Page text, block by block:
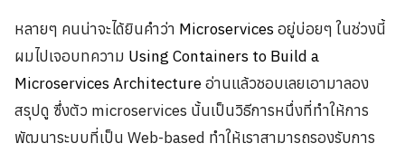
หลายๆ คนน่าจะได้ยินคำว่า Microservicesอยู่บ่อยๆ ในช่วงนี้
ผมไปเจอบทความ Using Containers to Build a
Microservices Architectureอ่านแล้วชอบเลยเอามาลอง
สรุปดู ซึ่งตัว microservices นั้นเป็นวิธีการหนึ่งที่ทำให้การ
พัฒนาระบบที่เป็น Web-based ทำให้เราสามารถรองรับการ